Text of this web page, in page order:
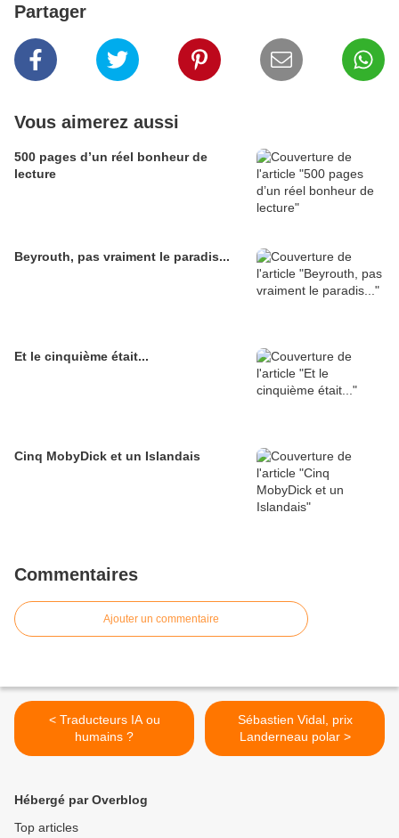
Partager
Vous aimerez aussi
500 pages d’un réel bonheur de
lecture
Beyrouth, pas vraiment le paradis...
Et le cinquième était...
Cinq MobyDick et un Islandais
Commentaires
Ajouter un commentaire
< Traducteurs IA ou
humains ?
Sébastien Vidal, prix
Landerneau polar >
Hébergé par Overblog
Top articles